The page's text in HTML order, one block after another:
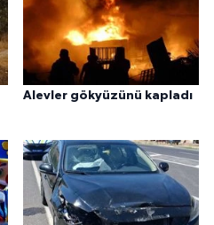
Alevler gökyüzünü kapladı